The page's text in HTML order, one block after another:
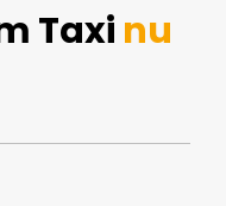
Taxi nu